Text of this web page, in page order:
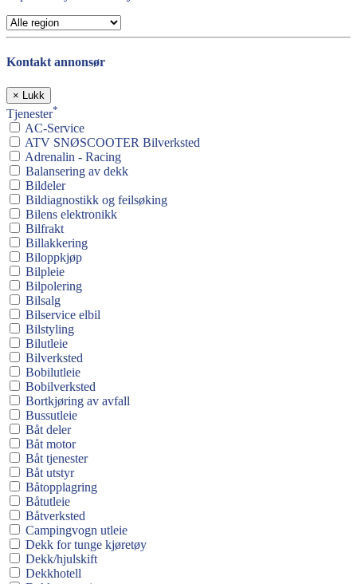
Kontakt annonsør
× Lukk
Tjenester*
AC-Service
ATV SNØSCOOTER Bilverksted
Adrenalin - Racing
Balansering av dekk
Bildeler
Bildiagnostikk og feilsøking
Bilens elektronikk
Bilfrakt
Billakkering
Biloppkjøp
Bilpleie
Bilpolering
Bilsalg
Bilservice elbil
Bilstyling
Bilutleie
Bilverksted
Bobilutleie
Bobilverksted
Bortkjøring av avfall
Bussutleie
Båt deler
Båt motor
Båt tjenester
Båt utstyr
Båtopplagring
Båtutleie
Båtverksted
Campingvogn utleie
Dekk for tunge kjøretøy
Dekk/hjulskift
Dekkhotell